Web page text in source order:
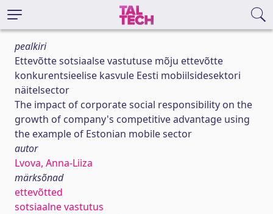
pealkiri
Ettevõtte sotsiaalse vastutuse mõju ettevõtte
konkurentsieelise kasvule Eesti mobiilsidesektori
näitelsector
The impact of corporate social responsibility on the
growth of company's competitive advantage using
the example of Estonian mobile sector
autor
Lvova, Anna-Liiza
märksõnad
ettevõtted
sotsiaalne vastutus